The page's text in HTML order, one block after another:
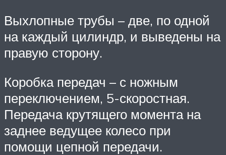
Выхлопные трубы – две, по одной
на каждый цилиндр, и выведены на
правую сторону.
Коробка передач – с ножным
переключением, 5-скоростная.
Передача крутящего момента на
заднее ведущее колесо при
помощи цепной передачи.